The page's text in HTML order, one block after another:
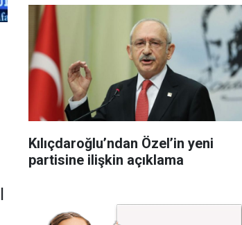
Kılıçdaroğlu’ndan Özel’in yeni
partisine ilişkin açıklama